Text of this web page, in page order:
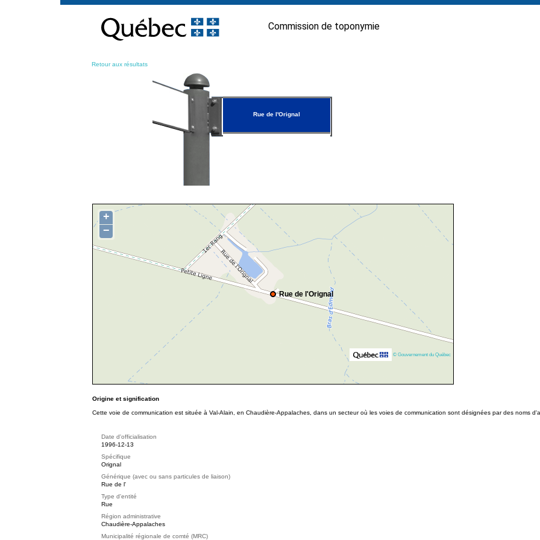
contenu
Commission de toponymie
Retour aux résultats
Rue de l'Orignal
Rue de l'Orignal
+
−
© Gouvernement du Québec
Origine et signification
Cette voie de communication est située à Val-Alain, en Chaudière-Appalaches, dans un secteur où les voies de communication sont désignées par des noms
Date d'officialisation
1996-12-13
Spécifique
Orignal
Générique (avec ou sans particules de liaison)
Rue de l'
Type d'entité
Rue
Région administrative
Chaudière-Appalaches
Municipalité régionale de comté (MRC)